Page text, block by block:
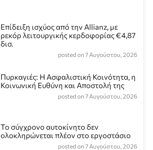
Επίδειξη ισχύος από την Allianz, με
ρεκόρ λειτουργικής κερδοφορίας €4,87
δισ.
posted on 7 Αυγούστου, 2026
Πυρκαγιές: Η Ασφαλιστική Κοινότητα, η
Κοινωνική Ευθύνη και Αποστολή της
posted on 7 Αυγούστου, 2026
Το σύγχρονο αυτοκίνητο δεν
ολοκληρώνεται πλέον στο εργοστάσιο
posted on 7 Αυγούστου, 2026